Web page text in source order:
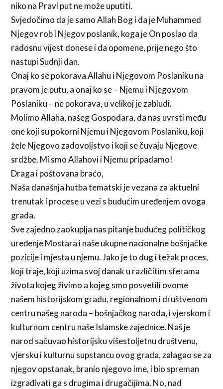
niko na Pravi put ne može uputiti.
Svjedočimo da je samo Allah Bog i da je Muhammed
Njegov rob i Njegov poslanik, koga je On poslao da
radosnu vijest donese i da opomene, prije nego što
nastupi Sudnji dan.
Onaj ko se pokorava Allahu i Njegovom Poslaniku na
pravom je putu, a onaj ko se – Njemu i Njegovom
Poslaniku – ne pokorava, u velikoj je zabludi.
Molimo Allaha, našeg Gospodara, da nas uvrsti među
one koji su pokorni Njemu i Njegovom Poslaniku, koji
žele Njegovo zadovoljstvo i koji se čuvaju Njegove
srdžbe. Mi smo Allahovi i Njemu pripadamo!
Draga i poštovana braćo,
Naša današnja hutba tematski je vezana za aktuelni
trenutak i procese u vezi s budućim uređenjem ovoga
grada.
Sve zajedno zaokuplja nas pitanje budućeg političkog
uređenje Mostara i naše ukupne nacionalne bošnjačke
pozicije i mjesta u njemu. Jako je to dug i težak proces,
koji traje, koji uzima svoj danak u različitim sferama
života kojeg živimo a kojeg smo posvetili ovome
našem historijskom gradu, regionalnom i društvenom
centru našeg naroda – bošnjačkog naroda, i vjerskom i
kulturnom centru naše Islamske zajednice. Naš je
narod sačuvao historijsku višestoljetnu društvenu,
vjersku i kulturnu supstancu ovog grada, zalagao se za
njegov opstanak, branio njegovo ime, i bio spreman
izgrađivati ga s drugima i drugačijima. No, nad